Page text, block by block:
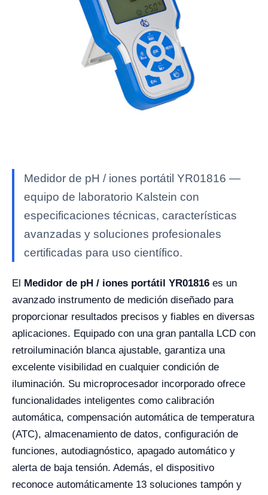
Medidor de pH / iones portátil YR01816 —
equipo de laboratorio Kalstein con
especificaciones técnicas, características
avanzadas y soluciones profesionales
certificadas para uso científico.
El Medidor de pH / iones portátil YR01816 es un
avanzado instrumento de medición diseñado para
proporcionar resultados precisos y fiables en diversas
aplicaciones. Equipado con una gran pantalla LCD con
retroiluminación blanca ajustable, garantiza una
excelente visibilidad en cualquier condición de
iluminación. Su microprocesador incorporado ofrece
funcionalidades inteligentes como calibración
automática, compensación automática de temperatura
(ATC), almacenamiento de datos, configuración de
funciones, autodiagnóstico, apagado automático y
alerta de baja tensión. Además, el dispositivo
reconoce automáticamente 13 soluciones tampón y